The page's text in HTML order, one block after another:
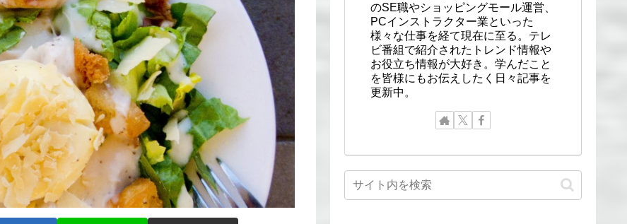
のSE職やショッピングモール運営、
PCインストラクター業といった
様々な仕事を経て現在に至る。テレ
ビ番組で紹介されたトレンド情報や
お役立ち情報が大好き。学んだこと
を皆様にもお伝えしたく日々記事を
更新中。